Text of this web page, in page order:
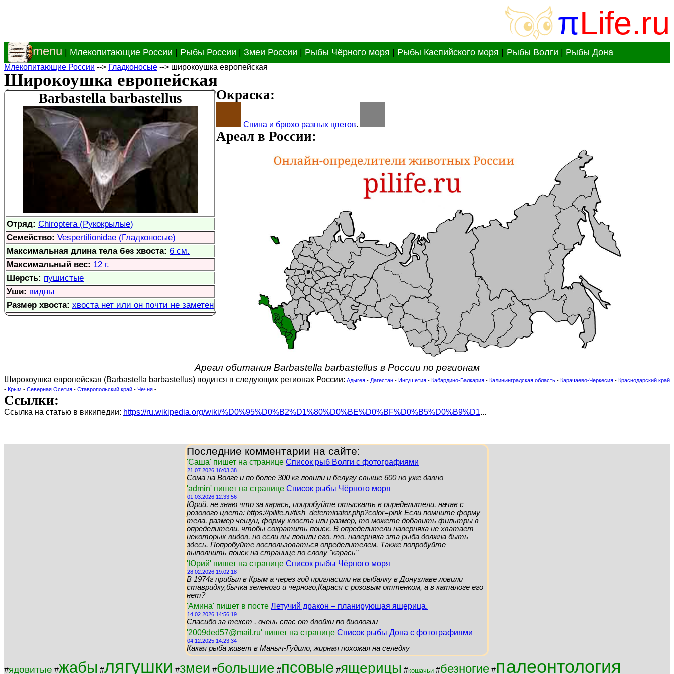
πLife.ru
menu Млекопитающие России Рыбы России Змеи России Рыбы Чёрного моря Рыбы Каспийского моря Рыбы Волги Рыбы Дона
Млекопитающие России --> Гладконосые --> широкоушка европейская
Широкоушка европейская
Barbastella barbastellus
Отряд: Chiroptera (Рукокрылые)
Семейство: Vespertilionidae (Гладконосые)
Максимальная длина тела без хвоста: 6 см.
Максимальный вес: 12 г.
Шерсть: пушистые
Уши: видны
Размер хвоста: хвоста нет или он почти не заметен
Окраска:
Спина и брюхо разных цветов.
Ареал в России:
Ареал обитания Barbastella barbastellus в России по регионам
Широкоушка европейская (Barbastella barbastellus) водится в следующих регионах России: Адыгея - Дагестан - Ингушетия - Кабардино-Балкария - Калининградская область - Карачаево-Черкесия - Краснодарский край
- Крым - Северная Осетия - Ставропольский край - Чечня -
Ссылки:
Ссылка на статью в википедии: https://ru.wikipedia.org/wiki/%D0%95%D0%B2%D1%80%D0%BE%D0%BF%D0%B5%D0%B9%D1...
Последние комментарии на сайте:
'Саша' пишет на странице Список рыб Волги с фотографиями
21.07.2026 16:03:38
Сома на Волге и по более 300 кг ловили и белугу свыше 600 но уже давно
'admin' пишет на странице Список рыбы Чёрного моря
01.03.2026 12:33:56
Юрий, не знаю что за карась, попробуйте отыскать в определители, начав с
розового цвета: https://pilife.ru/fish_determinator.php?color=pink Если помните форму
тела, размер чешуи, форму хвоста или размер, то можете добавить фильтры в
определители, чтобы сократить поиск. В определители наверняка не хватает
некоторых видов, но если вы ловили его, то, наверняка эта рыба должна быть
здесь. Попробуйте воспользоваться определителем. Также попробуйте
выполнить поиск на странице по слову "карась"
'Юрий' пишет на странице Список рыбы Чёрного моря
28.02.2026 19:02:18
В 1974г прибыл в Крым а через год пригласили на рыбалку в Донузлаве ловили
ставридку,бычка зеленого и черного,Карася с розовым оттенком, а в каталоге его
нет?
'Амина' пишет в посте Летучий дракон – планирующая ящерица.
14.02.2026 14:56:19
Спасибо за текст , очень спас от двойки по биологии
'2009ded57@mail.ru' пишет на странице Список рыбы Дона с фотографиями
04.12.2025 14:23:34
Какая рыба живет в Маныч-Гудило, жирная похожая на селедку
#ядовитые #жабы #лягушки #змеи #большие #псовые #ящерицы #кошачьи #безногие #палеонтология